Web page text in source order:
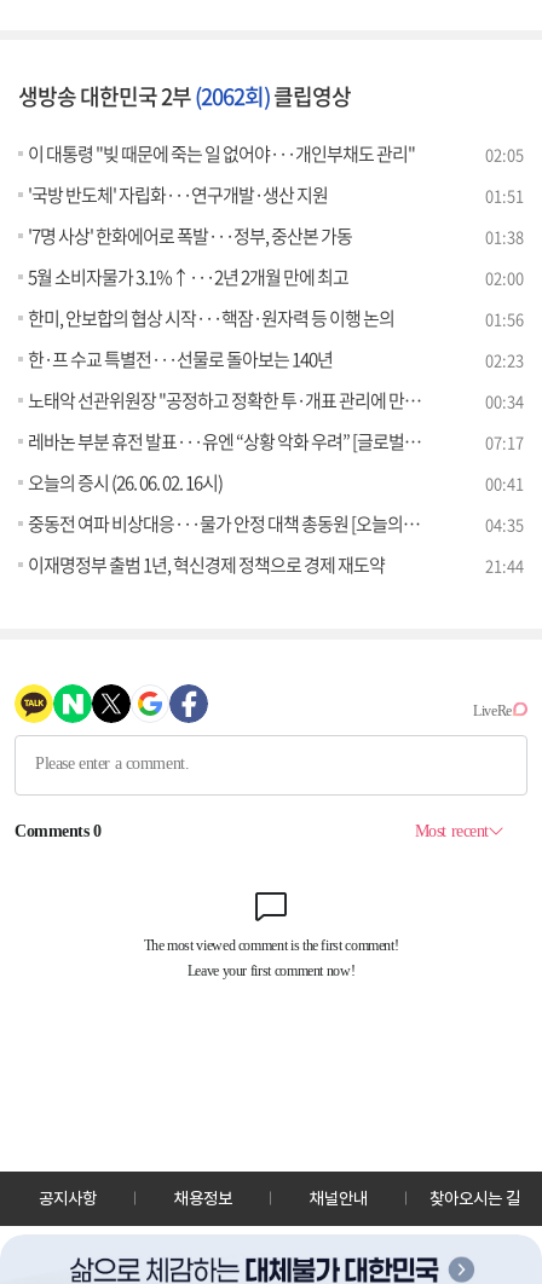
생방송 대한민국 2부(2062회)클립영상
이 대통령 "빚 때문에 죽는 일 없어야···개인부채도 관리" 02:05
'국방 반도체' 자립화···연구개발·생산 지원 01:51
'7명 사상' 한화에어로 폭발···정부, 중산본 가동 01:38
5월 소비자물가 3.1%↑···2년 2개월 만에 최고 02:00
한미, 안보합의 협상 시작···핵잠·원자력 등 이행 논의 01:56
한·프 수교 특별전···선물로 돌아보는 140년 02:23
노태악 선관위원장 "공정하고 정확한 투·개표 관리에 만전" 00:34
레바논 부분 휴전 발표···유엔 “상황 악화 우려” [글로벌 핫이슈] 07:17
오늘의 증시 (26. 06. 02. 16시) 00:41
중동전 여파 비상대응···물가 안정 대책 총동원 [오늘의 이슈] 04:35
이재명정부 출범 1년, 혁신경제 정책으로 경제 재도약 21:44
공지사항 채용정보 채널안내 찾아오시는 길
30128 세종특별자치시 정부2청사로 13 한국정책방송원 KTV
TEL: 044-204-8000